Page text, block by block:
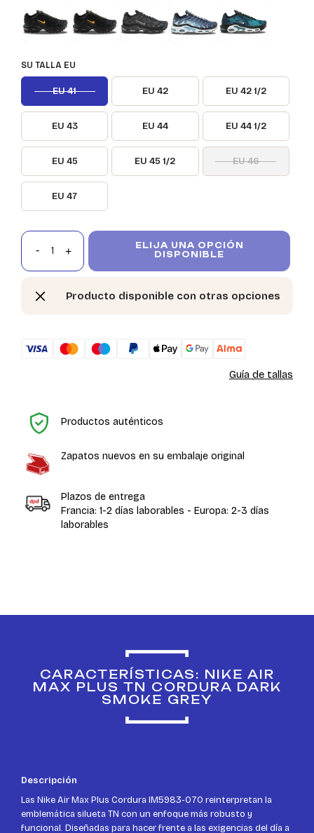
SU TALLA EU
EU 41 EU 42 EU 42 1/2
EU 43 EU 44 EU 44 1/2
EU 45 EU 45 1/2 EU 46
EU 47
ELIJA UNA OPCIÓN
DISPONIBLE
Producto disponible con otras opciones
Guía de tallas
Productos auténticos
Zapatos nuevos en su embalaje original
Plazos de entrega
Francia: 1-2 días laborables - Europa: 2-3 días
laborables
CARACTERÍSTICAS: NIKE AIR
MAX PLUS TN CORDURA DARK
SMOKE GREY
Descripción
Las Nike Air Max Plus Cordura IM5983-070 reinterpretan la
emblemática silueta TN con un enfoque más robusto y
funcional. Diseñadas para hacer frente a las exigencias del día a